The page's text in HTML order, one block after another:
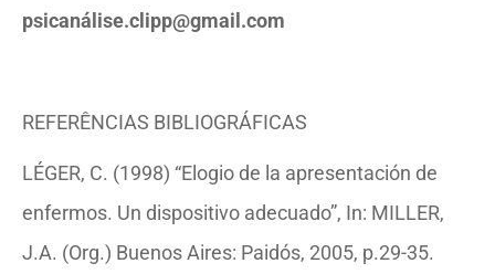
psicanálise.clipp@gmail.com
REFERÊNCIAS BIBLIOGRÁFICAS
LÉGER, C. (1998) “Elogio de la apresentación de
enfermos. Un dispositivo adecuado”, In: MILLER,
J.A. (Org.) Buenos Aires: Paidós, 2005, p.29-35.